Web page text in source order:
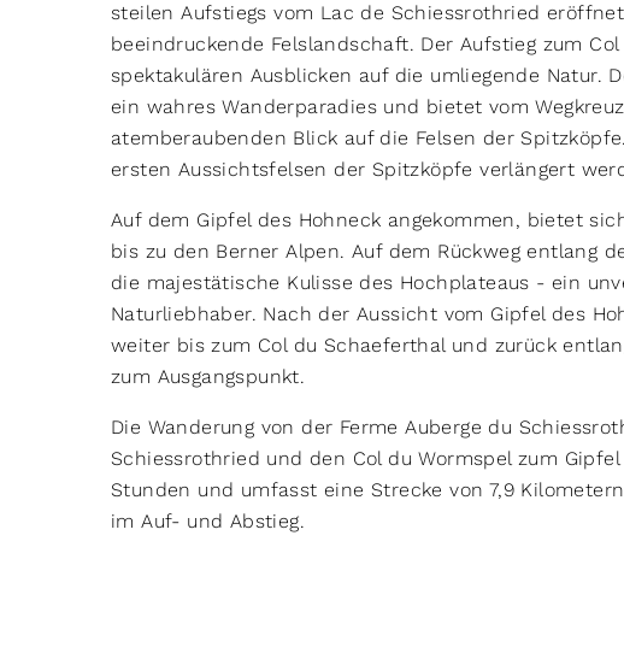
steilen Aufstiegs vom Lac de Schiessrothried
beeindruckende Felslandschaft. Der Aufstieg zum
spektakulären Ausblicken auf die umliegende Natur.
ein wahres Wanderparadies und bietet vom
atemberaubenden Blick auf die Felsen der
ersten Aussichtsfelsen der Spitzköpfe verlängert
Auf dem Gipfel des Hohneck angekommen, bietet
bis zu den Berner Alpen. Auf dem Rückweg entlang
die majestätische Kulisse des Hochplateaus - ein
Naturliebhaber. Nach der Aussicht vom Gipfel des
weiter bis zum Col du Schaeferthal und zurück
zum Ausgangspunkt.
Die Wanderung von der Ferme Auberge du
Schiessrothried und den Col du Wormspel zum
Stunden und umfasst eine Strecke von 7,9
im Auf- und Abstieg.